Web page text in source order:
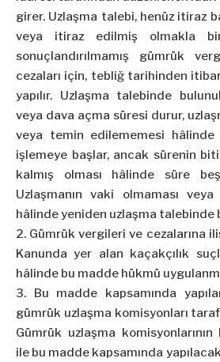
girer. Uzlaşma talebi, henüz itiraz
veya itiraz edilmiş olmakla
sonuçlandırılmamış gümrük
cezaları için, tebliğ tarihinden
yapılır. Uzlaşma talebinde
veya dava açma süresi durur,
veya temin edilememesi hâlinde
işlemeye başlar, ancak sürenin
kalmış olması hâlinde süre
Uzlaşmanın vaki olmaması
hâlinde yeniden uzlaşma talebinde
2. Gümrük vergileri ve cezalarına
Kanunda yer alan kaçakçılık
hâlinde bu madde hükmü
3. Bu madde kapsamında
gümrük uzlaşma komisyonları
Gümrük uzlaşma komisyonlarının
ile bu madde kapsamında